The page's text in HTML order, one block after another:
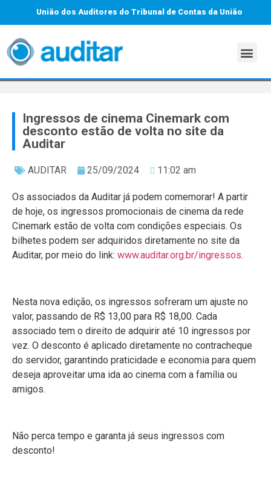
União dos Auditores do Tribunal de Contas da União
Ingressos de cinema Cinemark com
desconto estão de volta no site da
Auditar
AUDITAR 25/09/2024 11:02 am
Os associados da Auditar já podem comemorar! A partir
de hoje, os ingressos promocionais de cinema da rede
Cinemark estão de volta com condições especiais. Os
bilhetes podem ser adquiridos diretamente no site da
Auditar, por meio do link: www.auditar.org.br/ingressos.
Nesta nova edição, os ingressos sofreram um ajuste no
valor, passando de R$ 13,00 para R$ 18,00. Cada
associado tem o direito de adquirir até 10 ingressos por
vez. O desconto é aplicado diretamente no contracheque
do servidor, garantindo praticidade e economia para quem
deseja aproveitar uma ida ao cinema com a família ou
amigos.
Não perca tempo e garanta já seus ingressos com
desconto!